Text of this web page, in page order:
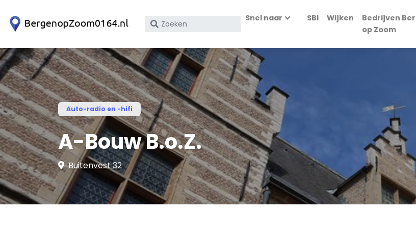
Zoek
bedrijfsnaam
of
KvK
nummer
Snel naar SBI Wijken
Bedrijven
op Zoom
Auto-radio en -hifi
A-Bouw B.o.Z.
Buitenvest 32